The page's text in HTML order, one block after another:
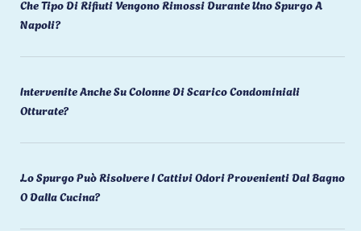
Che Tipo Di Rifiuti Vengono Rimossi Durante Uno Spurgo A
Napoli?
Intervenite Anche Su Colonne Di Scarico Condominiali
Otturate?
Lo Spurgo Può Risolvere I Cattivi Odori Provenienti Dal Bagno
O Dalla Cucina?